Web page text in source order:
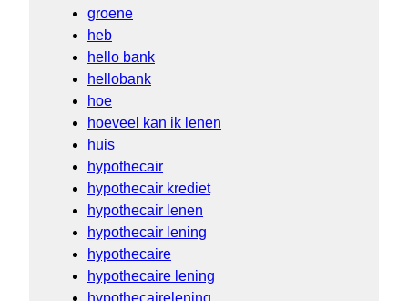
groene
heb
hello bank
hellobank
hoe
hoeveel kan ik lenen
huis
hypothecair
hypothecair krediet
hypothecair lenen
hypothecair lening
hypothecaire
hypothecaire lening
hypothecairelening